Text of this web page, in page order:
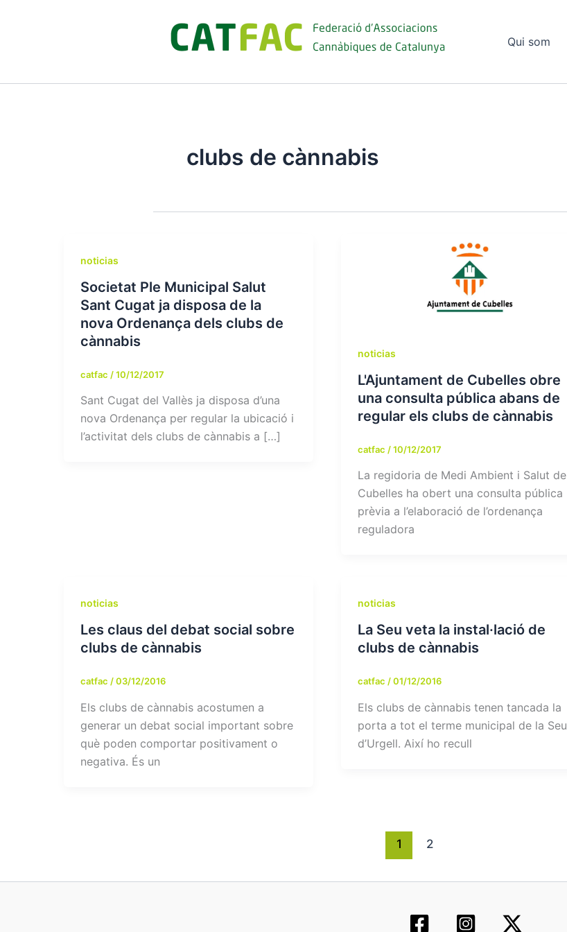
Qui som
clubs de cànnabis
noticias
Societat Ple Municipal Salut
Sant Cugat ja disposa de la
nova Ordenança dels clubs de
cànnabis
catfac /10/12/2017
Sant Cugat del Vallès ja disposa d’una
nova Ordenança per regular la ubicació i
l’activitat dels clubs de cànnabis a […]
noticias
L'Ajuntament de Cubelles obre
una consulta pública abans de
regular els clubs de cànnabis
catfac /10/12/2017
La regidoria de Medi Ambient i Salut de
Cubelles ha obert una consulta pública
prèvia a l’elaboració de l’ordenança
reguladora
noticias
Les claus del debat social sobre
clubs de cànnabis
catfac /03/12/2016
Els clubs de cànnabis acostumen a
generar un debat social important sobre
què poden comportar positivament o
negativa. És un
noticias
La Seu veta la instal·lació de
clubs de cànnabis
catfac /01/12/2016
Els clubs de cànnabis tenen tancada la
porta a tot el terme municipal de la Seu
d’Urgell. Així ho recull
1 2